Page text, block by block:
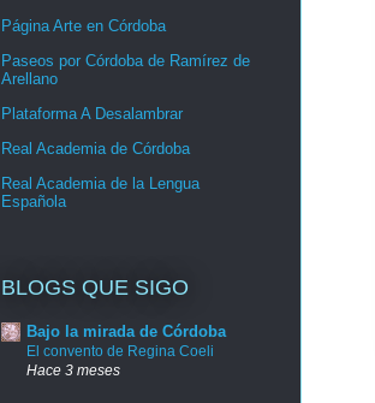
Página Arte en Córdoba
Paseos por Córdoba de Ramírez de
Arellano
Plataforma A Desalambrar
Real Academia de Córdoba
Real Academia de la Lengua
Española
BLOGS QUE SIGO
Bajo la mirada de Córdoba
El convento de Regina Coeli
Hace 3 meses